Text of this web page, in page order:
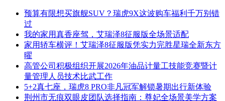
预算有限想买旗舰SUV？瑞虎9X这波购车福利千万别错
过
我的家用真香座驾，艾瑞泽8征服版全场景适配
家用轿车横评！艾瑞泽8征服版凭实力完胜星瑞全新东方
曜
高管公司积极组织开展2026年油品计量工技能竞赛暨计
量管理人员技术比武工作
5+2真七座，瑞虎8 PRO非凡冠军解锁暑期出行新体验
荆州市无痕双眼皮团队选择指南：尊妃全场景美学方案